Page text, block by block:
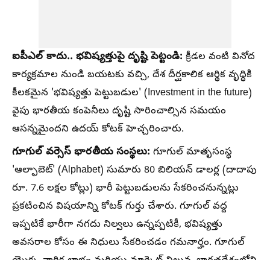
ఐపీఎల్ కాదు.. భవిష్యత్తుపై దృష్టి పెట్టండి: క్రీడల వంటి వినోద
కార్యక్రమాల నుండి బయటకు వచ్చి, దేశ దీర్ఘకాలిక ఆర్థిక వృద్ధికి
కీలకమైన 'భవిష్యత్తు పెట్టుబడుల' (Investment in the future)
వైపు భారతీయ కంపెనీలు దృష్టి సారించాల్సిన సమయం
ఆసన్నమైందని ఉదయ్ కోటక్ హెచ్చరించారు.
గూగుల్ వర్సెస్ భారతీయ సంస్థలు: గూగుల్ మాతృసంస్థ
'ఆల్ఫాబెట్' (Alphabet) సుమారు 80 బిలియన్ డాలర్ల (దాదాపు
రూ. 7.6 లక్షల కోట్లు) భారీ పెట్టుబడులను సేకరించనున్నట్లు
ప్రకటించిన విషయాన్ని కోటక్ గుర్తు చేశారు. గూగుల్ వద్ద
ఇప్పటికే భారీగా నగదు నిల్వలు ఉన్నప్పటికీ, భవిష్యత్తు
అవసరాల కోసం ఈ నిధులు సేకరించడం గమనార్హం. గూగుల్